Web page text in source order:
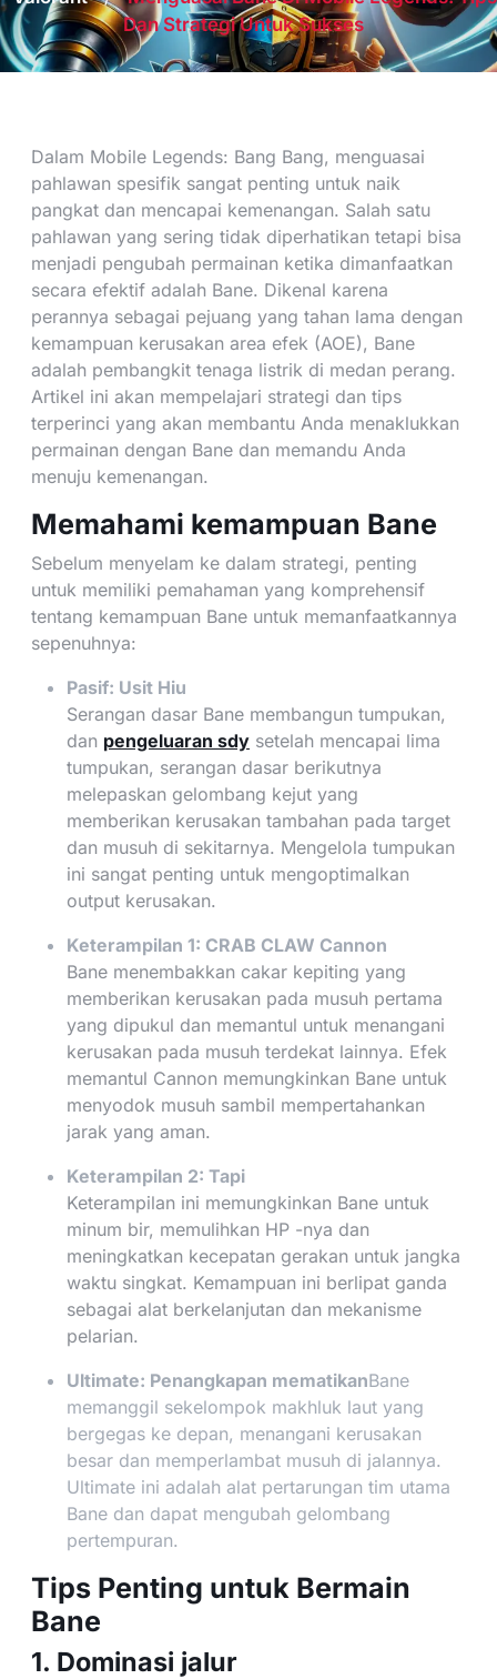
Dan Strategi Untuk Sukses
Dalam Mobile Legends: Bang Bang, menguasai
pahlawan spesifik sangat penting untuk naik
pangkat dan mencapai kemenangan. Salah satu
pahlawan yang sering tidak diperhatikan tetapi bisa
menjadi pengubah permainan ketika dimanfaatkan
secara efektif adalah Bane. Dikenal karena
perannya sebagai pejuang yang tahan lama dengan
kemampuan kerusakan area efek (AOE), Bane
adalah pembangkit tenaga listrik di medan perang.
Artikel ini akan mempelajari strategi dan tips
terperinci yang akan membantu Anda menaklukkan
permainan dengan Bane dan memandu Anda
menuju kemenangan.
Memahami kemampuan Bane
Sebelum menyelam ke dalam strategi, penting
untuk memiliki pemahaman yang komprehensif
tentang kemampuan Bane untuk memanfaatkannya
sepenuhnya:
Pasif: Usit Hiu
Serangan dasar Bane membangun tumpukan,
dan pengeluaran sdy setelah mencapai lima
tumpukan, serangan dasar berikutnya
melepaskan gelombang kejut yang
memberikan kerusakan tambahan pada target
dan musuh di sekitarnya. Mengelola tumpukan
ini sangat penting untuk mengoptimalkan
output kerusakan.
Keterampilan 1: CRAB CLAW Cannon
Bane menembakkan cakar kepiting yang
memberikan kerusakan pada musuh pertama
yang dipukul dan memantul untuk menangani
kerusakan pada musuh terdekat lainnya. Efek
memantul Cannon memungkinkan Bane untuk
menyodok musuh sambil mempertahankan
jarak yang aman.
Keterampilan 2: Tapi
Keterampilan ini memungkinkan Bane untuk
minum bir, memulihkan HP -nya dan
meningkatkan kecepatan gerakan untuk jangka
waktu singkat. Kemampuan ini berlipat ganda
sebagai alat berkelanjutan dan mekanisme
pelarian.
Ultimate: Penangkapan mematikanBane
memanggil sekelompok makhluk laut yang
bergegas ke depan, menangani kerusakan
besar dan memperlambat musuh di jalannya.
Ultimate ini adalah alat pertarungan tim utama
Bane dan dapat mengubah gelombang
pertempuran.
Tips Penting untuk Bermain
Bane
1. Dominasi jalur